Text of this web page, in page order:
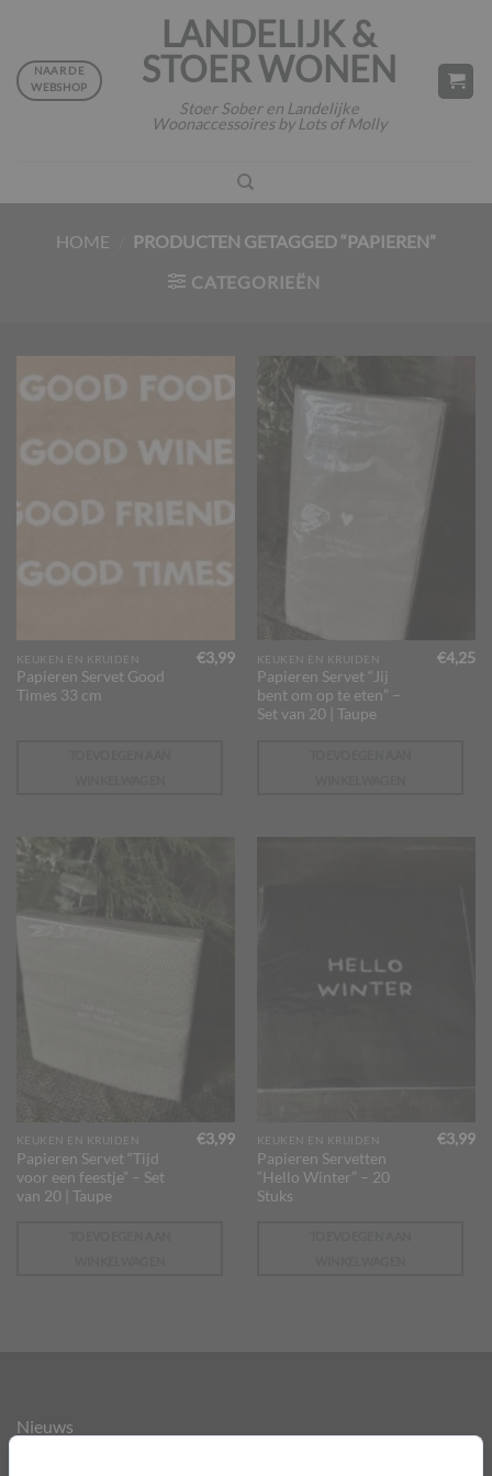
inhoud
LANDELIJK &
STOER WONEN
Stoer Sober en Landelijke
Woonaccessoires by Lots of Molly
NAAR DE
WEBSHOP
HOME
PRODUCTEN GETAGGED “PAPIEREN”
CATEGORIEËN
KEUKEN EN KRUIDEN
Papieren Servet Good
Times 33 cm
€3,99 KEUKEN EN KRUIDEN
Papieren Servet “Jij
bent om op te eten” –
Set van 20 | Taupe
€4,25
KEUKEN EN KRUIDEN
Papieren Servet “Tijd
voor een feestje” – Set
van 20 | Taupe
€3,99 KEUKEN EN KRUIDEN
Papieren Servetten
“Hello Winter” – 20
Stuks
€3,99
Nieuws